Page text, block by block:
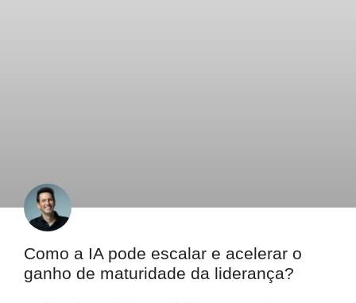
Como a IA pode escalar e acelerar o
ganho de maturidade da liderança?